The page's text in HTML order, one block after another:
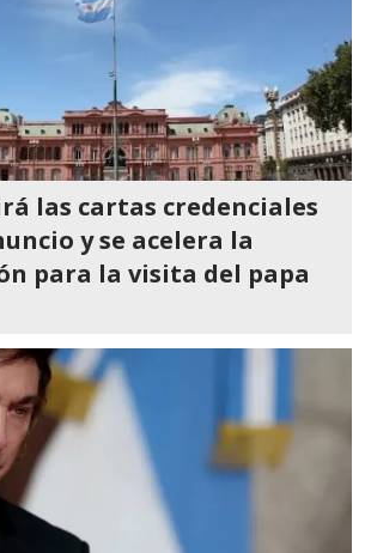
las cartas credenciales
y se acelera la
para la visita del papa